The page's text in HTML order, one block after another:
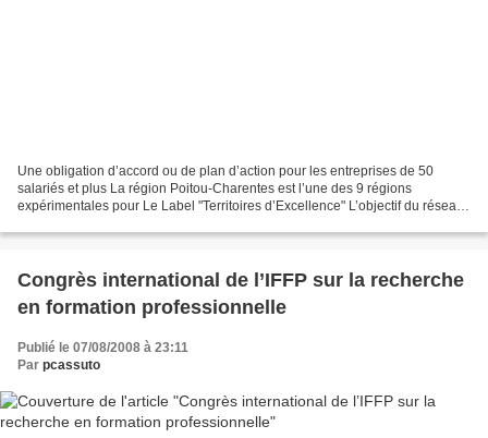
Une obligation d’accord ou de plan d’action pour les entreprises de 50
salariés et plus La région Poitou-Charentes est l’une des 9 régions
expérimentales pour Le Label "Territoires d’Excellence" L’objectif du réseau
Congrès international de l’IFFP sur la recherche
en formation professionnelle
Publié le 07/08/2008 à 23:11
Par pcassuto